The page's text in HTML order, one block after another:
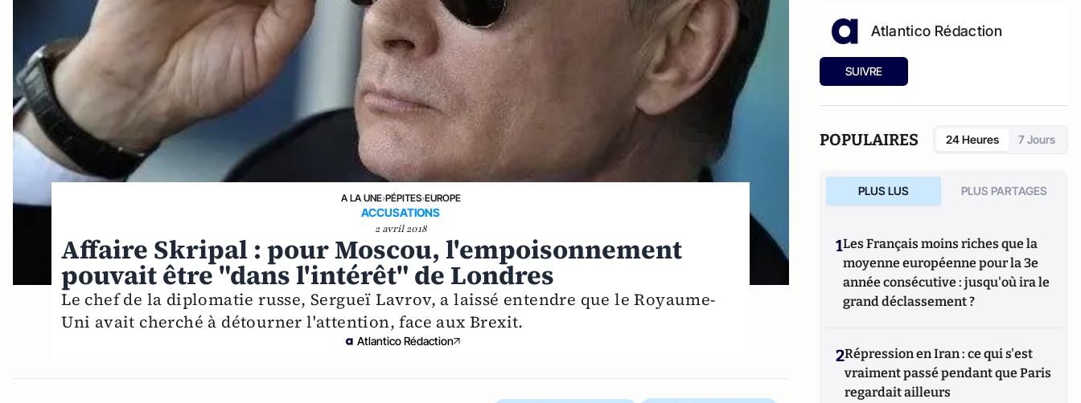
A LA UNE›PÉPITES›EUROPE
ACCUSATIONS
2 avril 2018
Affaire Skripal : pour Moscou, l'empoisonnement
pouvait être "dans l'intérêt" de Londres
Le chef de la diplomatie russe, Sergueï Lavrov, a laissé entendre que le Royaume-
Uni avait cherché à détourner l'attention, face aux Brexit.
Atlantico Rédaction
Atlantico Rédaction
SUIVRE
POPULAIRES 24 Heures 7 Jours
PLUS LUS PLUS PARTAGES
1Les Français moins riches que la
moyenne européenne pour la 3e
année consécutive : jusqu'où ira le
grand déclassement ?
2Répression en Iran : ce qui s'est
vraiment passé pendant que Paris
regardait ailleurs